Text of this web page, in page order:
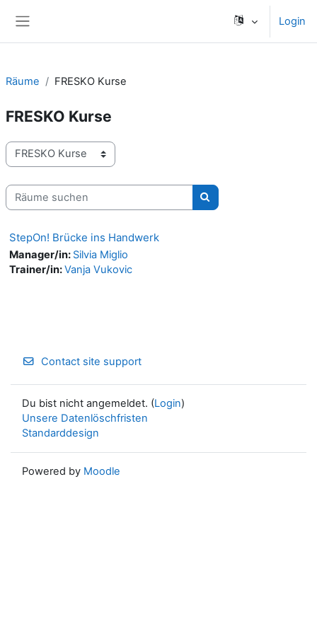
Login
Räume FRESKO Kurse
FRESKO Kurse
Raumbereiche
Räume suchen
Räume suchen
StepOn! Brücke ins Handwerk
Manager/in: Silvia Miglio
Trainer/in:Vanja Vukovic
Contact site support
Du bist nicht angemeldet. (Login)
Unsere Datenlöschfristen
Standarddesign
Powered by Moodle